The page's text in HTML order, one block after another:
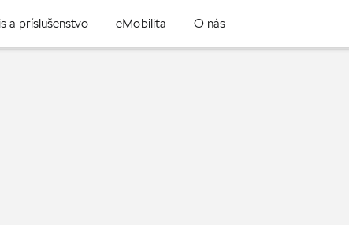
a príslušenstvo eMobilita O nás